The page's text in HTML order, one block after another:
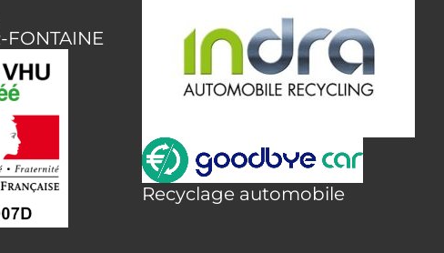
FONTAINE
Recyclage automobile